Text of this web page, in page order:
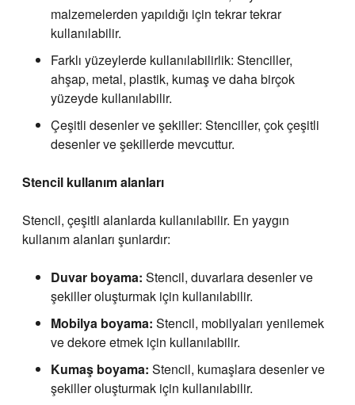
malzemelerden yapıldığı için tekrar tekrar
kullanılabilir.
Farklı yüzeylerde kullanılabilirlik: Stenciller,
ahşap, metal, plastik, kumaş ve daha birçok
yüzeyde kullanılabilir.
Çeşitli desenler ve şekiller: Stenciller, çok çeşitli
desenler ve şekillerde mevcuttur.
Stencil kullanım alanları
Stencil, çeşitli alanlarda kullanılabilir. En yaygın
kullanım alanları şunlardır:
Duvar boyama: Stencil, duvarlara desenler ve
şekiller oluşturmak için kullanılabilir.
Mobilya boyama: Stencil, mobilyaları yenilemek
ve dekore etmek için kullanılabilir.
Kumaş boyama: Stencil, kumaşlara desenler ve
şekiller oluşturmak için kullanılabilir.